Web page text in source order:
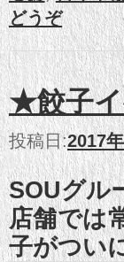
どうぞ
★餃子
投稿日:2017
SOUグル
店舗では
子がつい